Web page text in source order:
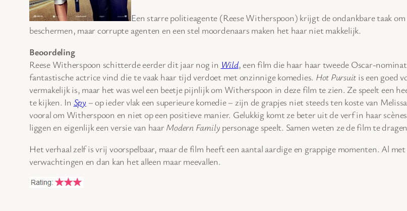
Een starre politieagente (Reese Witherspoon) krijgt de ondankbare taak
beschermen, maar corrupte agenten en een stel moordenaars maken het haar niet makkelijk.
Beoordeling
Reese Witherspoon schitterde eerder dit jaar nog in Wild, een film die haar haar tweede Oscar-
fantastische actrice vind die te vaak haar tijd verdoet met onzinnige komedies. Hot Pursuit is een goed
vermakelijk is, maar het was wel een beetje pijnlijk om Witherspoon in deze film te zien. Ze speelt een
te kijken. In Spy – op ieder vlak een superieure komedie – zijn de grapjes niet steeds ten koste van
vooral om Witherspoon en niet op een positieve manier. Gelukkig komt ze beter uit de verf in haar
liggen en eigenlijk een versie van haar Modern Family personage speelt. Samen weten ze de film te
Het verhaal zelf is vrij voorspelbaar, maar de film heeft een aantal aardige en grappige momenten. Al met
verwachtingen en dan kan het alleen maar meevallen.